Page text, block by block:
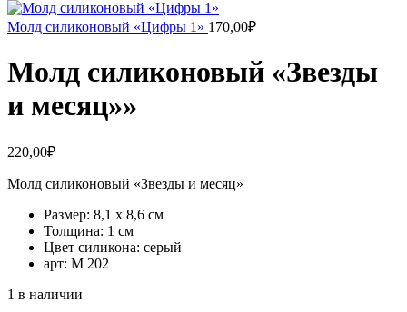
Молд силиконовый «Цифры 1» 170,00₽
Молд силиконовый «Звезды
и месяц»»
220,00₽
Молд силиконовый «Звезды и месяц»
Размер: 8,1 х 8,6 см
Толщина: 1 см
Цвет силикона: серый
арт: М 202
1 в наличии